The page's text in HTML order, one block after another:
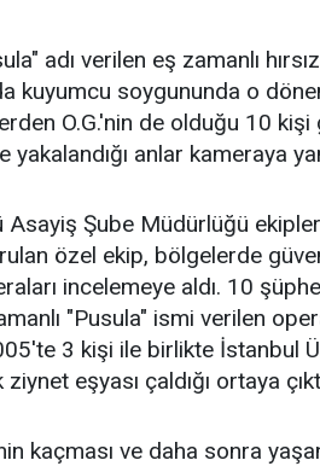
adı verilen eş zamanlı
kuyumcu soygununda o
O.G.'nin de olduğu 10 kişi
anlar kameraya
Şube Müdürlüğü
özel ekip, bölgelerde
incelemeye aldı. 10
"Pusula" ismi verilen
3 kişi ile birlikte İstanbul
eşyası çaldığı ortaya
kaçması ve daha sonra